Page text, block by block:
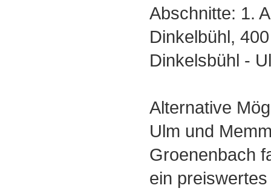
Abschnitte: 1.
Dinkelbühl,
Dinkelsbühl -
Alternative
Ulm und
Groenenbach
ein